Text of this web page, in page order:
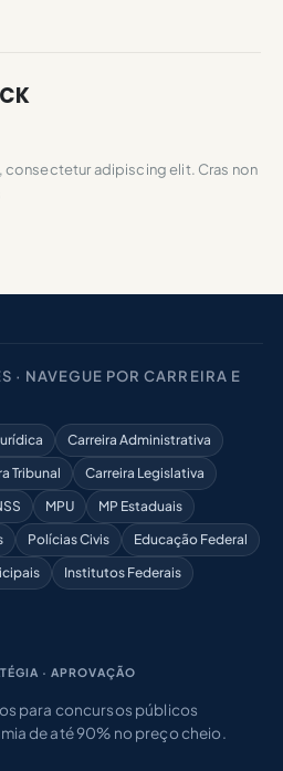
consectetur adipiscing elit. Cras non
· NAVEGUE POR CARREIRA E
Carreira Administrativa
Tribunal
Carreira Legislativa
MPU
MP Estaduais
Polícias Civis
Educação Federal
Institutos Federais
· APROVAÇÃO
para concursos públicos
de até 90% no preço cheio.